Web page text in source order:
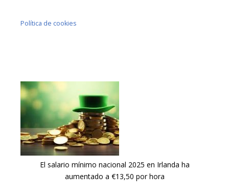
Política de cookies
El salario mínimo nacional 2025 en Irlanda ha
aumentado a €13,50 por hora